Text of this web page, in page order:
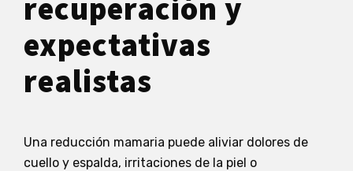
recuperación y
expectativas
realistas
Una reducción mamaria puede aliviar dolores de
cuello y espalda, irritaciones de la piel o